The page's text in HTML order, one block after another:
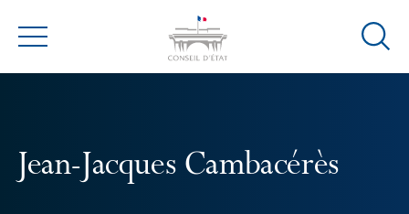
Menu
Ouvrir
Jean-Jacques Cambacérès